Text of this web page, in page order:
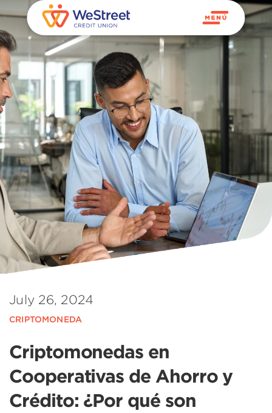
July 26, 2024
CRIPTOMONEDA
Criptomonedas en
Cooperativas de Ahorro y
Crédito: ¿Por qué son